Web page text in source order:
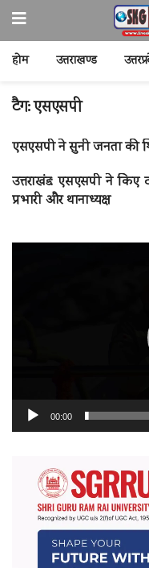
होम उत्तराखण्ड
टैग:एसएसपी
एसएसपी ने सुनी जनता की
उत्तराखंड: एसएसपी ने
प्रभारी और थानाध्यक्ष
00:00